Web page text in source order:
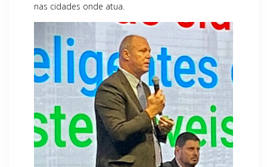
nas cidades onde atua.